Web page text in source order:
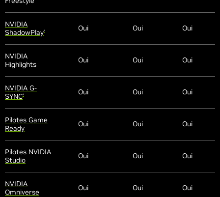
NVIDIA
ShadowPlay® Oui Oui Oui
NVIDIA
Highlights
Oui Oui Oui
NVIDIA G-
SYNC® Oui Oui Oui
Pilotes Game
Ready
Oui Oui Oui
Pilotes NVIDIA
Studio
Oui Oui Oui
NVIDIA
Omniverse
Oui Oui Oui